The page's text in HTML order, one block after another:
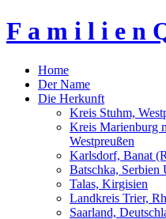
F a m i l i e n
Home
Der Name
Die Herkunft
Kreis Stuhm,
Kreis Marienburg
Westpreußen
Karlsdorf, Banat
Batschka, Serbien
Talas, Kirgisien
Landkreis Trier,
Saarland,